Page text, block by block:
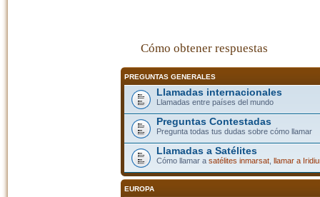
Cómo obtener respuestas
PREGUNTAS GENERALES
Llamadas internacionales
Llamadas entre países del mundo
Preguntas Contestadas
Pregunta todas tus dudas sobre cómo llamar
Llamadas a Satélites
Cómo llamar a satélites inmarsat, llamar a
EUROPA